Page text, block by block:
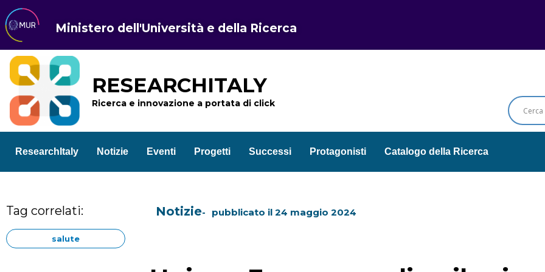
Ministero dell'Università e della Ricerca
RESEARCHITALY
Ricerca e innovazione a portata di click
ResearchItaly Notizie Eventi Progetti Successi Protagonisti Catalogo della Ricerca
Tag correlati:
salute
Notizie pubblicato il 24 maggio 2024